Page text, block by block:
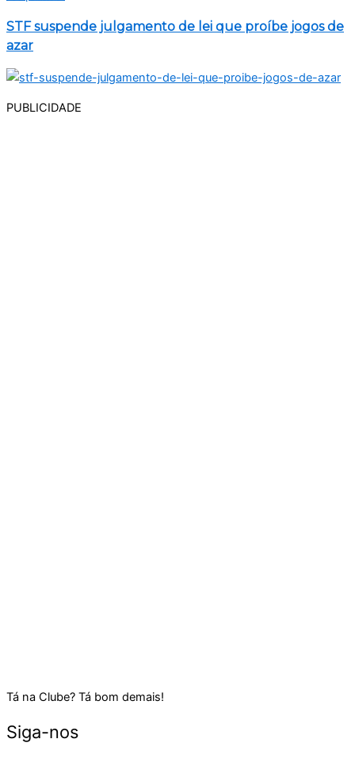
STF suspende julgamento de lei que proíbe jogos de
azar
PUBLICIDADE
Tá na Clube? Tá bom demais!
Siga-nos